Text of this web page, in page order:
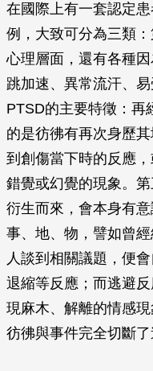
在國際上有一套認定
例，大致可分為三類
心理層面，還有各種
跳加速、異常流汗、
PTSD的主要特徵：再
的是彷彿有再次身歷
到創傷當下時的反應
錯覺或幻覺的現象。
衍生而來，會本身有
事、地、物，譬如曾
人談到相關議題，便
退縮等反應；而逃避
現麻木、解離的情感
彷彿與事件完全切斷了